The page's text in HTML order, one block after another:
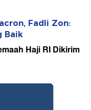
Fadli Zon:
Baik
Haji RI Dikirim